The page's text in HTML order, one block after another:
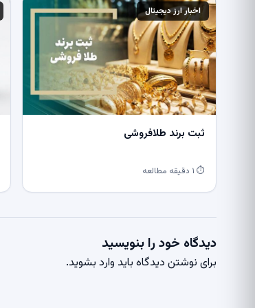
اخبار ارز دیجیتال
ثبت برند طلافروشی
⏱ ۱ دقیقه مطالعه
دیدگاه خود را بنویسید
برای نوشتن دیدگاه باید وارد بشوید.